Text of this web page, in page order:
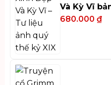
Và Kỳ Vĩ
680.000 ₫